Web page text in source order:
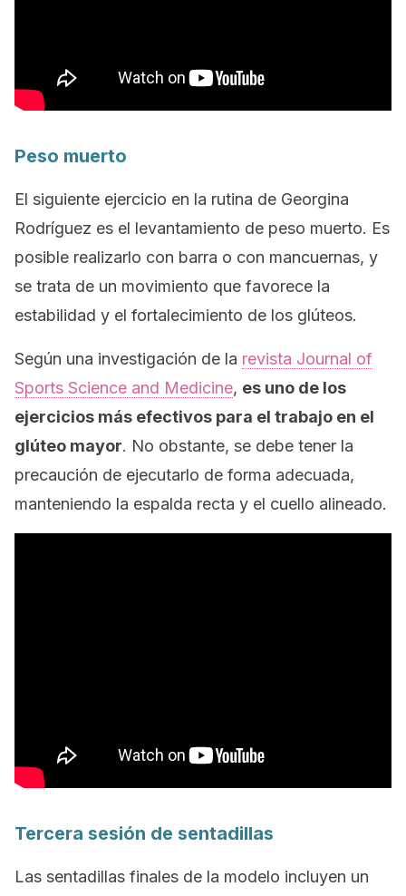
Peso muerto
El siguiente ejercicio en la rutina de Georgina
Rodríguez es el levantamiento de peso muerto. Es
posible realizarlo con barra o con mancuernas, y
se trata de un movimiento que favorece la
estabilidad y el fortalecimiento de los glúteos.
Según una investigación de la revista Journal of
Sports Science and Medicine, es uno de los
ejercicios más efectivos para el trabajo en el
glúteo mayor. No obstante, se debe tener la
precaución de ejecutarlo de forma adecuada,
manteniendo la espalda recta y el cuello alineado.
Tercera sesión de sentadillas
Las sentadillas finales de la modelo incluyen un